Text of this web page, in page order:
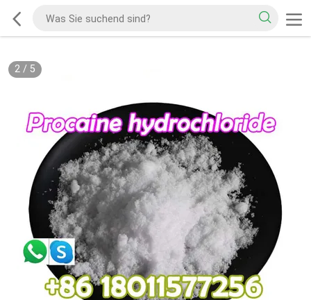
2/ 5